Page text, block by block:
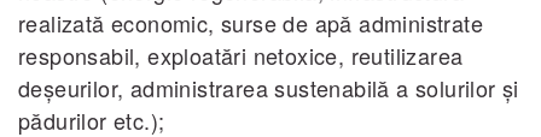
realizată economic, surse de apă administrate
responsabil, exploatări netoxice, reutilizarea
deşeurilor, administrarea sustenabilă a solurilor şi
pădurilor etc.);